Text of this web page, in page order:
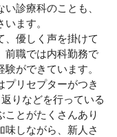
診療科のことも、
ます。
、優しく声を掛けて
前職では内科勤務で
ができています。
リセプターがつき
りなどを行っている
ことがたくさんあり
味しながら、新人さ